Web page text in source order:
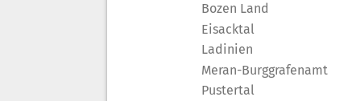
Bozen Land
Eisacktal
Ladinien
Meran-Burggrafenamt
Pustertal